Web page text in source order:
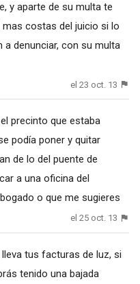
y aparte de su multa te
costas del juicio si lo
a denunciar, con su multa
el 23 oct. 13
precinto que estaba
podía poner y quitar
de lo del puente de
a una oficina del
o que me sugieres
el 25 oct. 13
tus facturas de luz, si
tenido una bajada